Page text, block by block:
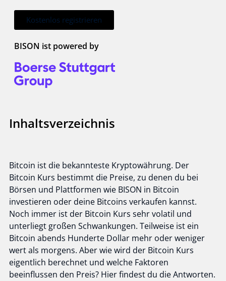
Kostenlos registrieren
BISON ist powered by
Inhaltsverzeichnis
Bitcoin ist die bekannteste Kryptowährung. Der
Bitcoin Kurs bestimmt die Preise, zu denen du bei
Börsen und Plattformen wie BISON in Bitcoin
investieren oder deine Bitcoins verkaufen kannst.
Noch immer ist der Bitcoin Kurs sehr volatil und
unterliegt großen Schwankungen. Teilweise ist ein
Bitcoin abends Hunderte Dollar mehr oder weniger
wert als morgens. Aber wie wird der Bitcoin Kurs
eigentlich berechnet und welche Faktoren
beeinflussen den Preis? Hier findest du die Antworten.